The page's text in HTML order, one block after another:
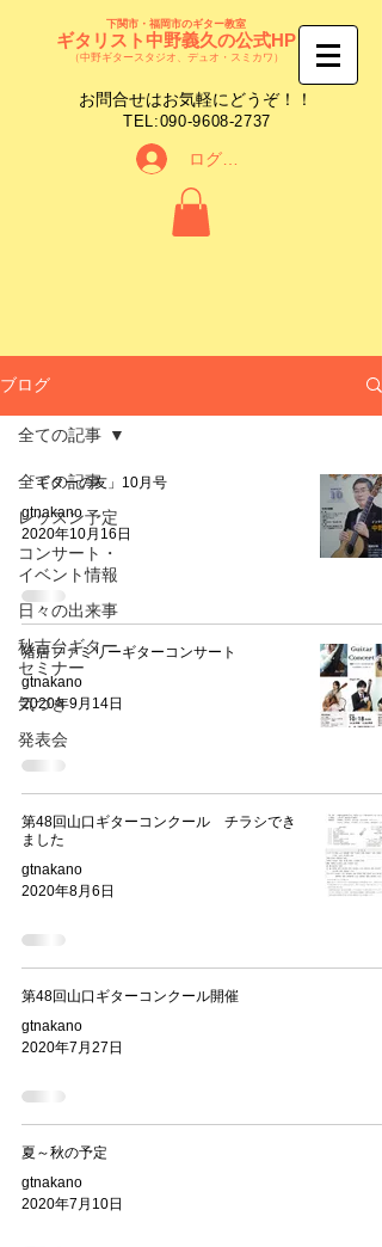
下関市・福岡市のギター教室
ギタリスト中野義久の公式HP
（中野ギタースタジオ、デュオ・スミカワ）
​お問合せはお気軽にどうぞ！！
​TEL:090-9608-2737
ログイン
ブログ
全ての記事
レッスン予定
コンサート・
イベント情報
日々の出来事
秋吉台ギター
セミナー
気づき
発表会
全ての記事
「ギターの友」10月号
gtnakano
2020年10月16日
猪居ファミリーギターコンサート
gtnakano
2020年9月14日
第48回山口ギターコンクール チラシでき
ました
gtnakano
2020年8月6日
第48回山口ギターコンクール開催
gtnakano
2020年7月27日
夏～秋の予定
gtnakano
2020年7月10日